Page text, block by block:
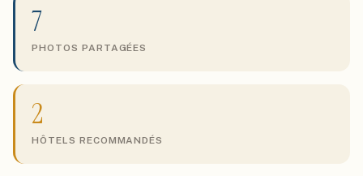
7
PHOTOS PARTAGÉES
2
HÔTELS RECOMMANDÉS